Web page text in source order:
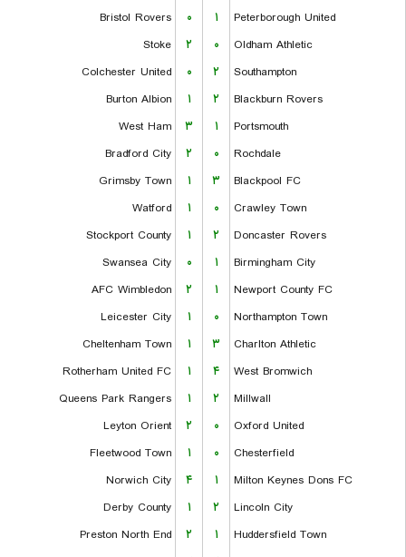
Bristol Rovers
۰ ۱
Peterborough United
Stoke
۲ ۰
Oldham Athletic
Colchester United
۰ ۲
Southampton
Burton Albion
۱ ۲
Blackburn Rovers
West Ham
۳ ۱
Portsmouth
Bradford City
۲ ۰
Rochdale
Grimsby Town
۱ ۳
Blackpool FC
Watford
۱ ۰
Crawley Town
Stockport County
۱ ۲
Doncaster Rovers
Swansea City
۰ ۱
Birmingham City
AFC Wimbledon
۲ ۱
Newport County FC
Leicester City
۱ ۰
Northampton Town
Cheltenham Town
۱ ۳
Charlton Athletic
Rotherham United FC
۱ ۴
West Bromwich
Queens Park Rangers
۱ ۲
Millwall
Leyton Orient
۲ ۰
Oxford United
Fleetwood Town
۱ ۰
Chesterfield
Norwich City
۴ ۱
Milton Keynes Dons FC
Derby County
۱ ۲
Lincoln City
Preston North End
۲ ۱
Huddersfield Town